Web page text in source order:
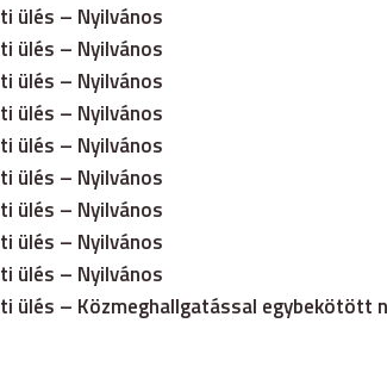
ülés – Nyilvános
ülés – Nyilvános
ülés – Nyilvános
ülés – Nyilvános
ülés – Nyilvános
ülés – Nyilvános
ülés – Nyilvános
ülés – Nyilvános
ülés – Nyilvános
ülés – Közmeghallgatással egybekötött